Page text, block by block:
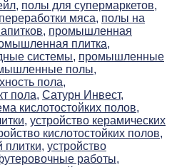
полы для супермаркетов,
мяса, полы на
промышленная
плитка,
системы, промышленные
полы,
пола,
пола, Сатурн Инвест,
кислотостойких полов,
устройство керамических
кислотостойких полов,
плитки, устройство
работы,